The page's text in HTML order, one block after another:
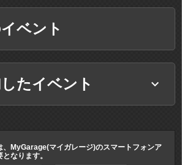
ベント
たイベント keyboard_arrow_down
、MyGarage(マイガレージ)のスマートフォンア
なります。